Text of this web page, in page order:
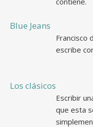
Blue Jeans
Francisco
escribe
Los clásicos
Escribir
que esta